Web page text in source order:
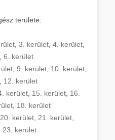
területe:
3. kerület 4. kerület
6. kerület
9. kerület 10. kerület
12. kerület
kerület, 15. kerület, 16.
, 18. kerület
20. kerület, 21. kerület,
23. kerület